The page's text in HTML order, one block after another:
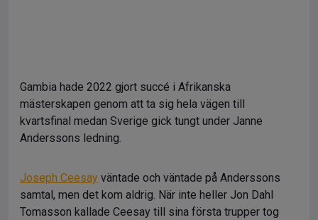
Gambia hade 2022 gjort succé i Afrikanska
mästerskapen genom att ta sig hela vägen till
kvartsfinal medan Sverige gick tungt under Janne
Anderssons ledning.
Joseph Ceesay väntade och väntade på Anderssons
samtal, men det kom aldrig. När inte heller Jon Dahl
Tomasson kallade Ceesay till sina första trupper tog